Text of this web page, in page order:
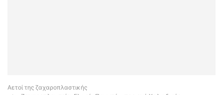
Αετοί της ζαχαροπλαστικής